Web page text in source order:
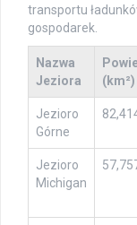
transportu
gospodarek.
Nazwa
Jeziora
(km²)
Jezioro
Górne
Jezioro
Michigan